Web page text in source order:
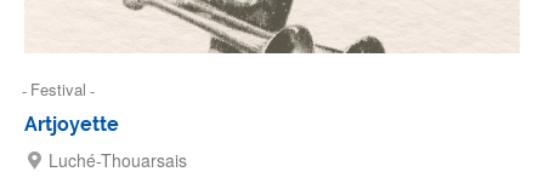
Festival
Artjoyette
Luché-Thouarsais